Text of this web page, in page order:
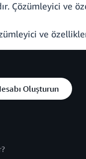
Çözümleyici ve
ve
Oluşturun